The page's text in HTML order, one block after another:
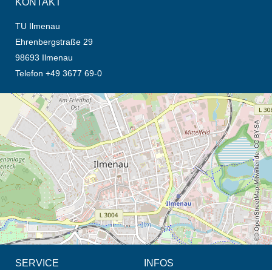
TU Ilmenau
Ehrenbergstraße 29
98693 Ilmenau
Telefon +49 3677 69-0
Öffnet die Anfahrtsbeschreibung in neuem Tab (Karte)
© OpenStreetMap-Mitwirkende, CC BY-SA
SERVICE INFOS